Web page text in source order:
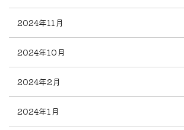
2024年11月
2024年10月
2024年2月
2024年1月